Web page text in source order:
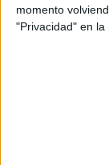
momento
"Privacidad" en la